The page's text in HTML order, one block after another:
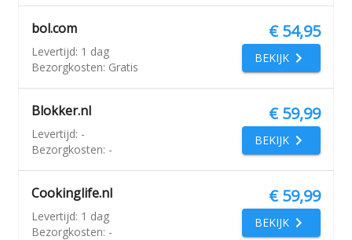
bol.com € 54,95
BEKIJK
Levertijd: 1 dag
Bezorgkosten: Gratis
Blokker.nl € 59,99
BEKIJK
Levertijd: -
Bezorgkosten: -
Cookinglife.nl € 59,99
BEKIJK
Levertijd: 1 dag
Bezorgkosten: -